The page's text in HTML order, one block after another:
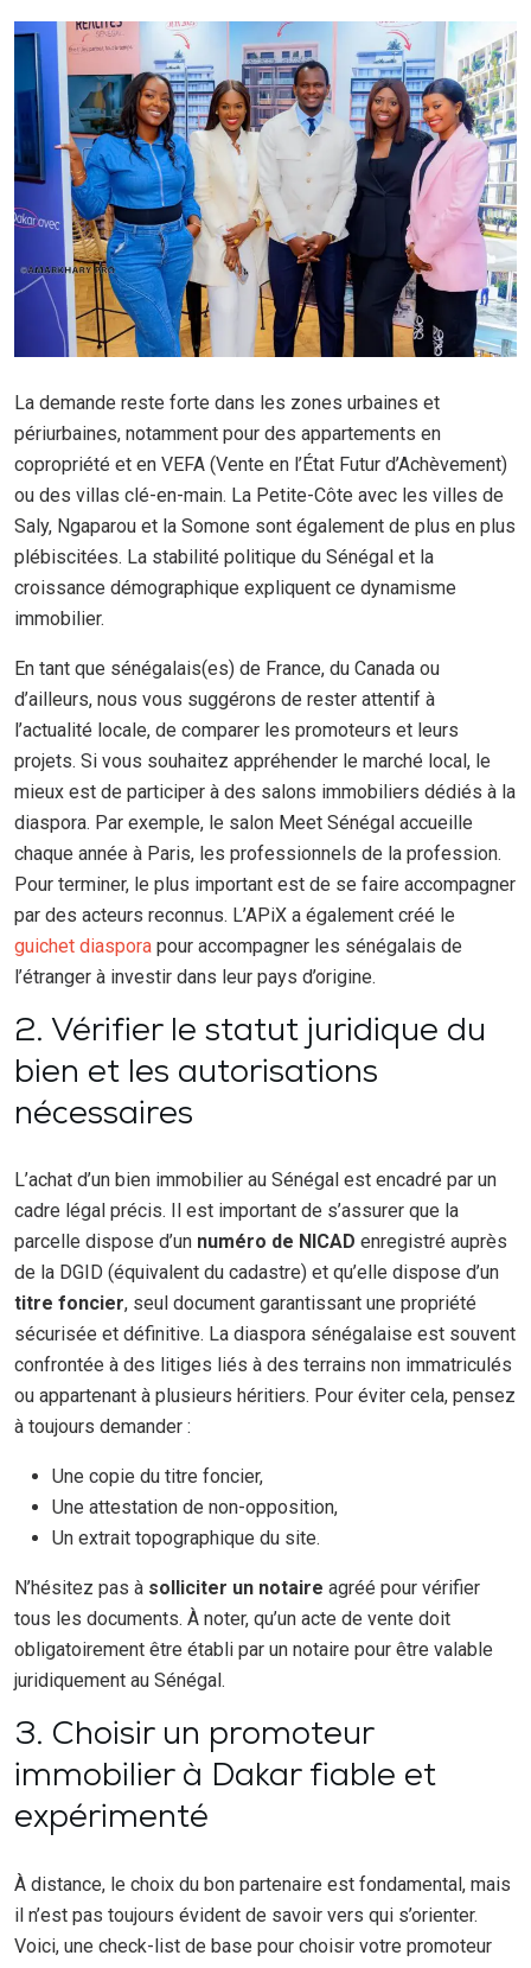
La demande reste forte dans les zones urbaines et
périurbaines, notamment pour des appartements en
copropriété et en VEFA (Vente en l’État Futur d’Achèvement)
ou des villas clé-en-main. La Petite-Côte avec les villes de
Saly, Ngaparou et la Somone sont également de plus en plus
plébiscitées. La stabilité politique du Sénégal et la
croissance démographique expliquent ce dynamisme
immobilier.
En tant que sénégalais(es) de France, du Canada ou
d’ailleurs, nous vous suggérons de rester attentif à
l’actualité locale, de comparer les promoteurs et leurs
projets. Si vous souhaitez appréhender le marché local, le
mieux est de participer à des salons immobiliers dédiés à la
diaspora. Par exemple, le salon Meet Sénégal accueille
chaque année à Paris, les professionnels de la profession.
Pour terminer, le plus important est de se faire accompagner
par des acteurs reconnus. L’APiX a également créé le
guichet diaspora pour accompagner les sénégalais de
l’étranger à investir dans leur pays d’origine.
2. Vérifier le statut juridique du
bien et les autorisations
nécessaires
L’achat d’un bien immobilier au Sénégal est encadré par un
cadre légal précis. Il est important de s’assurer que la
parcelle dispose d’un numéro de NICAD enregistré auprès
de la DGID (équivalent du cadastre) et qu’elle dispose d’un
titre foncier, seul document garantissant une propriété
sécurisée et définitive. La diaspora sénégalaise est souvent
confrontée à des litiges liés à des terrains non immatriculés
ou appartenant à plusieurs héritiers. Pour éviter cela, pensez
à toujours demander :
Une copie du titre foncier,
Une attestation de non-opposition,
Un extrait topographique du site.
N’hésitez pas à solliciter un notaire agréé pour vérifier
tous les documents. À noter, qu’un acte de vente doit
obligatoirement être établi par un notaire pour être valable
juridiquement au Sénégal.
3. Choisir un promoteur
immobilier à Dakar fiable et
expérimenté
À distance, le choix du bon partenaire est fondamental, mais
il n’est pas toujours évident de savoir vers qui s’orienter.
Voici, une check-list de base pour choisir votre promoteur